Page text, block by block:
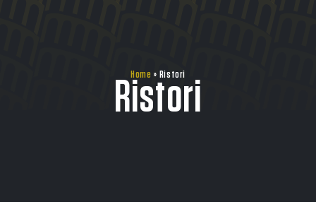
Home » Ristori
Ristori